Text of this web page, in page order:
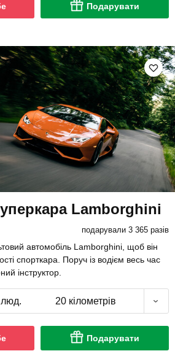
Подарувати
Lamborghini
подарували 3 365 разів
автомобіль Lamborghini, щоб він
спорткара. Поруч із водієм весь час
інструктор.
20 кілометрів
Подарувати